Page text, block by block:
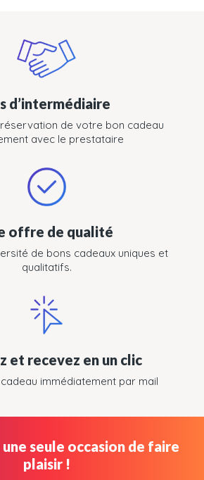
d’intermédiaire
de votre bon cadeau
avec le prestataire
offre de qualité
de bons cadeaux uniques et
qualitatifs.
et recevez en un clic
immédiatement par mail
seule occasion de faire
plaisir !